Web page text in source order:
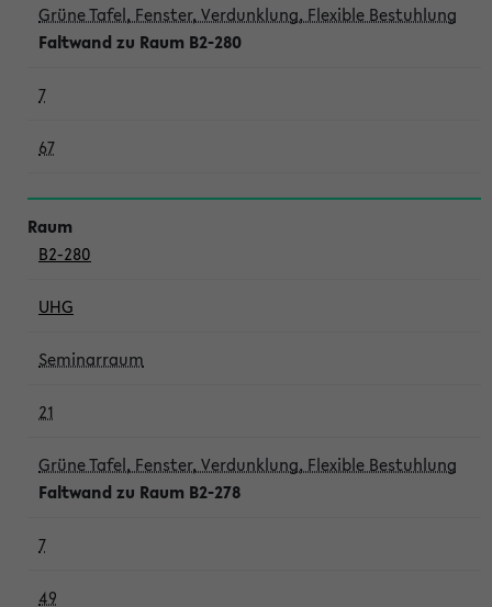
Grüne Tafel, Fenster, Verdunklung, Flexible Bestuhlung
Faltwand zu Raum B2-280
7
67
B2-280
UHG
Seminarraum
21
Grüne Tafel, Fenster, Verdunklung, Flexible Bestuhlung
Faltwand zu Raum B2-278
7
49